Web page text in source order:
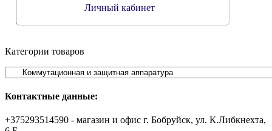
Личный кабинет
Категории товаров
Контактные данные:
+375293514590 - магазин и офис г. Бобруйск, ул. К.Либкнехта,